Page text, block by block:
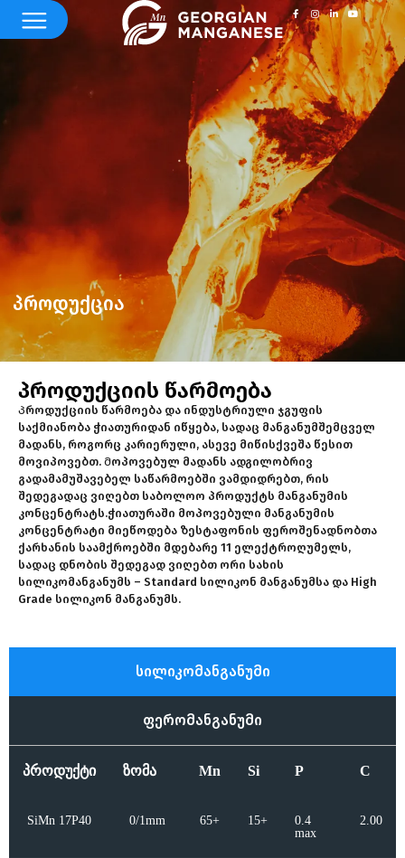
პროდუქცია
პროდუქციის წარმოება
Პროდუქციის წარმოება და ინდუსტრიული ჯგუფის
საქმიანობა ჭიათურიდან იწყება, სადაც მანგანუმშემცველ
მადანს, როგორც კარიერული, ასევე მიწისქვეშა წესით
მოვიპოვებთ. Მოპოვებულ მადანს ადგილობრივ
გადამამუშავებელ საწარმოებში ვამდიდრებთ, რის
შედეგადაც ვიღებთ საბოლოო პროდუქტს მანგანუმის
კონცენტრატს.ჭიათურაში მოპოვებული მანგანუმის
კონცენტრატი მიეწოდება ზესტაფონის ფეროშენადნობთა
ქარხანის საამქროებში მდებარე 11 ელექტროღუმელს,
სადაც დნობის შედეგად ვიღებთ ორი სახის
სილიკომანგანუმს – Standard სილიკონ მანგანუმსა და High
Grade სილიკონ მანგანუმს.
სილიკომანგანუმი
ფერომანგანუმი
პროდუქტი ზომა Mn Si P C
SiMn 17P40 0/1mm 65+ 15+
0.4
max
2.00